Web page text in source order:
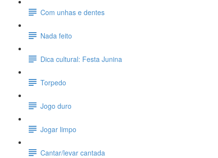
Com unhas e dentes
Nada feito
Dica cultural: Festa Junina
Torpedo
Jogo duro
Jogar limpo
Cantar/levar cantada